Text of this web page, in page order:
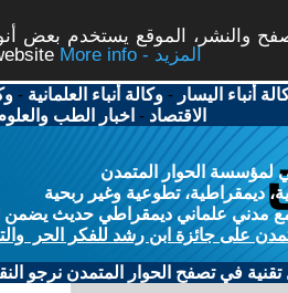
والنشر، الموقع يستخدم بعض
More info - المزيد
أنباء اليسار -وكالة أنباء العلمانية -
الاقتصاد - اخبار الطب
لمؤسسة الحوار المتمدن
ديمقراطية، تطوعية وغير ربحية
علماني ديمقراطي حديث يضمن
على جائزة ابن رشد للفكر الحر
في تصفح الحوار المتمدن نرجو